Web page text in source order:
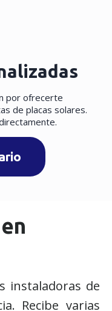
por ofrecerte
de placas solares.
instaladoras de
Recibe varias